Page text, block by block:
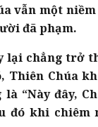
vẫn một
đã phạm.
chẳng trở
Thiên Chúa
“Này đây,
đó khi chiêm